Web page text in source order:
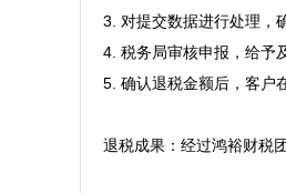
3. 对提交数据进行处理，
4. 税务局审核申报，给予
5. 确认退税金额后，客户
退税成果：经过鸿裕财税